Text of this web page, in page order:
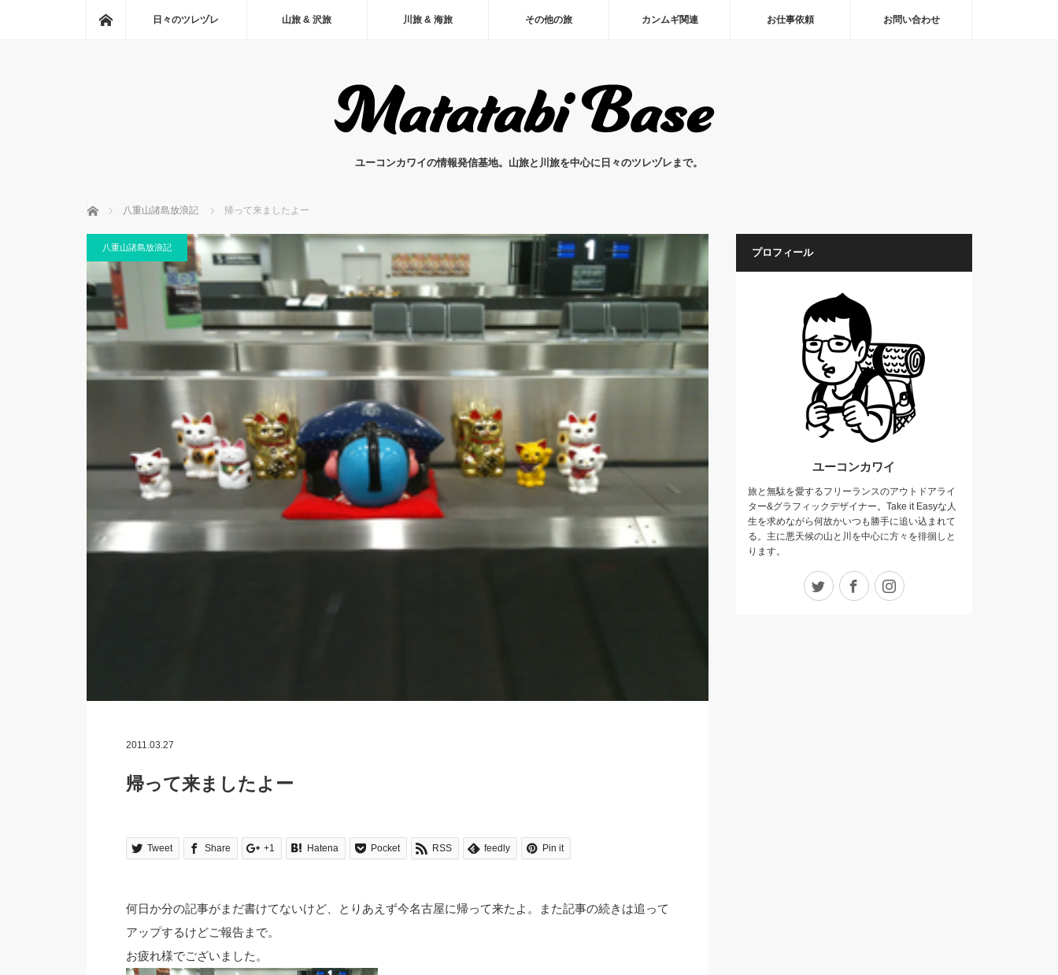
ホーム日々のツレヅレ 山旅 & 沢旅 川旅 & 海旅 その他の旅 カンムギ関連 お仕事依頼 お問い合わせ
ユーコンカワイの情報発信基地。山旅と川旅を中心に日々のツレヅレまで。
ホーム 八重山諸島放浪記 帰って来ましたよー
八重山諸島放浪記
2011.03.27
帰って来ましたよー
Tweet Share +1 Hatena Pocket RSS feedly Pin it
何日か分の記事がまだ書けてないけど、とりあえず今名古屋に帰って来たよ。また記事の続きは追って
アップするけどご報告まで。
お疲れ様でございました。
プロフィール
ユーコンカワイ
旅と無駄を愛するフリーランスのアウトドアライ
ター&グラフィックデザイナー。Take it Easyな人
生を求めながら何故かいつも勝手に追い込まれて
る。主に悪天候の山と川を中心に方々を徘徊しと
ります。
Twitter Facebook